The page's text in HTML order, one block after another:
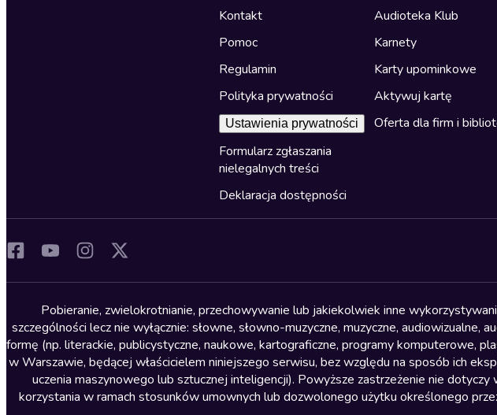
Kontakt
Pomoc
Regulamin
Polityka prywatności
Ustawienia prywatności
Formularz zgłaszania
nielegalnych treści
Deklaracja dostępności
Audioteka Klub
Karnety
Karty upominkowe
Aktywuj kartę
Oferta dla firm i
Pobieranie, zwielokrotnianie, przechowywanie lub jakiekolwiek inne
szczególności lecz nie wyłącznie: słowne, słowno-muzyczne, muzyczne,
formę (np. literackie, publicystyczne, naukowe, kartograficzne, programy komputerowe,
w Warszawie, będącej właścicielem niniejszego serwisu, bez względu na sposób ich
uczenia maszynowego lub sztucznej inteligencji). Powyższe zastrzeżenie nie
korzystania w ramach stosunków umownych lub dozwolonego użytku określonego